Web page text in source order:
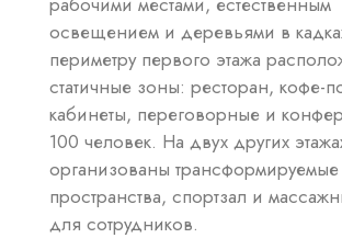
освещением и деревьями в
периметру первого этажа
статичные зоны: ресторан, кофе-
кабинеты, переговорные и
100 человек. На двух других
организованы
пространства, спортзал и
для сотрудников.